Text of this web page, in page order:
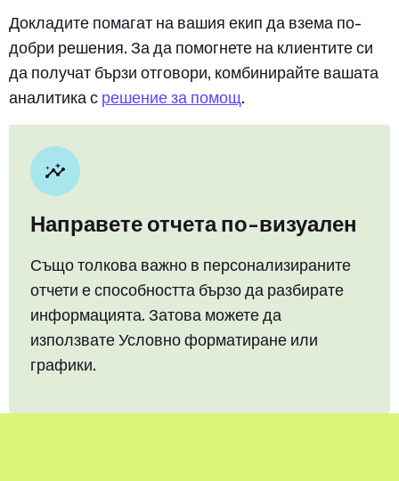
Докладите помагат на вашия екип да взема по-
добри решения. За да помогнете на клиентите си
да получат бързи отговори, комбинирайте вашата
аналитика с решение за помощ.
Направете отчета по-визуален
Също толкова важно в персонализираните
отчети е способността бързо да разбирате
информацията. Затова можете да
използвате Условно форматиране или
графики.